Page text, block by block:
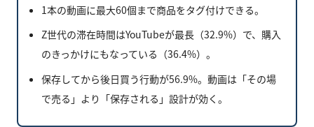
1本の動画に最大60個まで商品をタグ付けできる。
Z世代の滞在時間はYouTubeが最長（32.9%）で、購入
のきっかけにもなっている（36.4%）。
保存してから後日買う行動が56.9%。動画は「その場
で売る」より「保存される」設計が効く。